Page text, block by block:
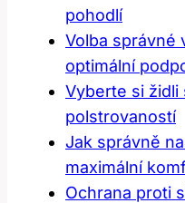
pohodlí
Volba správné
optimální
Vyberte si židli
polstrovaností
Jak správně
maximální
Ochrana proti